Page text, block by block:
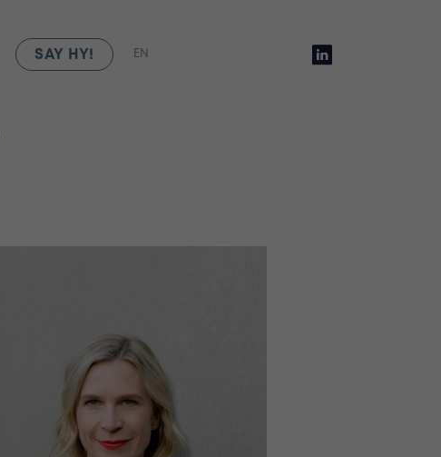
SAY HY! EN